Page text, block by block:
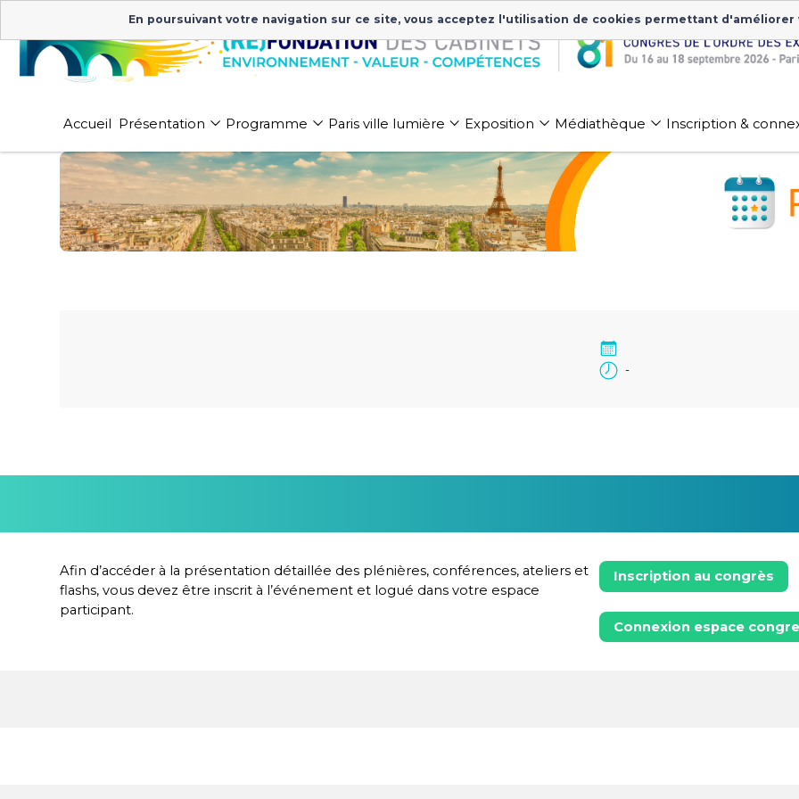
Accueil Présentation Programme Paris ville lumière Exposition Médiathèque Inscription &
-
Afin d’accéder à la présentation détaillée des plénières, conférences, ateliers et
flashs, vous devez être inscrit à l’événement et logué dans votre espace
participant.
Inscription au congrès
Connexion espace
En poursuivant votre navigation sur ce site, vous acceptez l'utilisation de cookies permettant